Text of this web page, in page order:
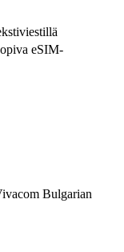
eSIM-
Bulgarian